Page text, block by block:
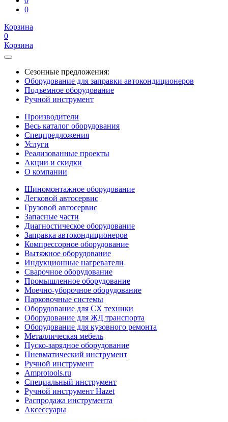
0
Корзина
0
Корзина
Сезонные предложения:
Оборудование для заправки автокондиционеров
Подъемное оборудование
Ручной инструмент
Производители
Весь каталог оборудования
Спецпредложения
Услуги
Реализованные проекты
Акции и скидки
О компании
Шиномонтажное оборудование
Легковой автосервис
Грузовой автосервис
Запасные части
Диагностическое оборудование
Заправка автокондиционеров
Компрессорное оборудование
Вытяжное оборудование
Индукционные нагреватели
Сварочное оборудование
Промышленное оборудование
Моечно-уборочное оборудование
Парковочные системы
Оборудование для СХ техники
Оборудование для ЖД транспорта
Оборудование для кузовного ремонта
Металлическая мебель
Пуско-зарядное оборудование
Пневматический инструмент
Ручной инструмент
Amprotools.ru
Специальный инструмент
Ручной инструмент Hazet
Распродажа инструмента
Аксессуары